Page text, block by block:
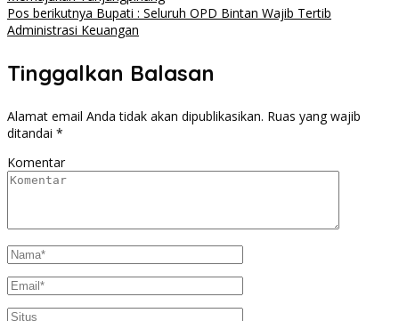
Pos berikutnya Bupati : Seluruh OPD Bintan Wajib Tertib
Administrasi Keuangan
Tinggalkan Balasan
Alamat email Anda tidak akan dipublikasikan. Ruas yang wajib
ditandai *
Komentar